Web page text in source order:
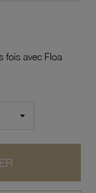
fois avec Floa